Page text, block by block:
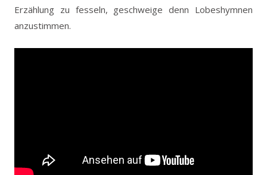
Erzählung zu fesseln, geschweige denn Lobeshymnen
anzustimmen.